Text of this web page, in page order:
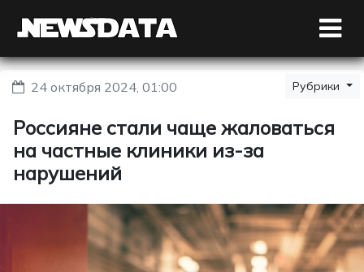
24 октября 2024, 01:00 Рубрики
Россияне стали чаще жаловаться
на частные клиники из-за
нарушений